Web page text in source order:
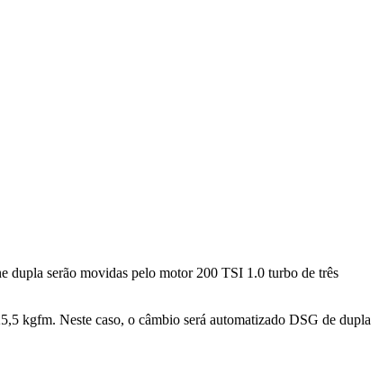
dupla serão movidas pelo motor 200 TSI 1.0 turbo de três
kgfm. Neste caso, o câmbio será automatizado DSG de dupla